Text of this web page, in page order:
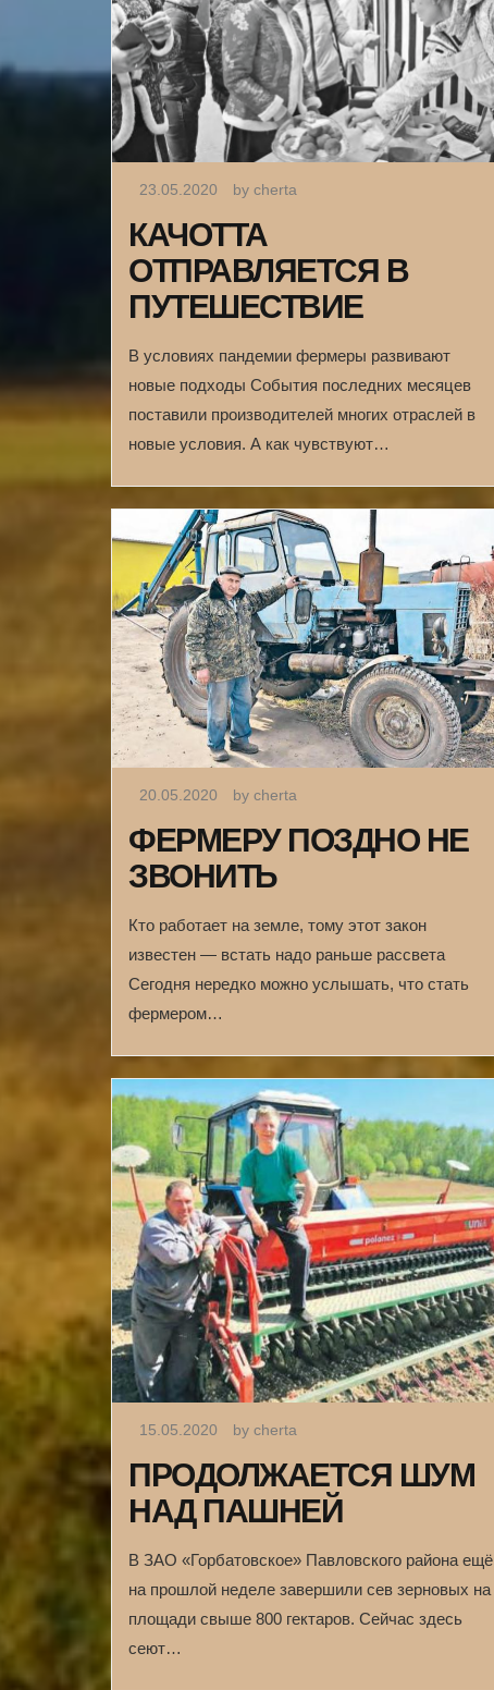
23.05.2020 by cherta
КАЧОТТА
ОТПРАВЛЯЕТСЯ В
ПУТЕШЕСТВИЕ
В условиях пандемии фермеры развивают
новые подходы События последних месяцев
поставили производителей многих отраслей в
новые условия. А как чувствуют…
20.05.2020 by cherta
ФЕРМЕРУ ПОЗДНО НЕ
ЗВОНИТЬ
Кто работает на земле, тому этот закон
известен — встать надо раньше рассвета
Сегодня нередко можно услышать, что стать
фермером…
15.05.2020 by cherta
ПРОДОЛЖАЕТСЯ ШУМ
НАД ПАШНЕЙ
В ЗАО «Горбатовское» Павловского района ещё
на прошлой неделе завершили сев зерновых на
площади свыше 800 гектаров. Сейчас здесь
сеют…